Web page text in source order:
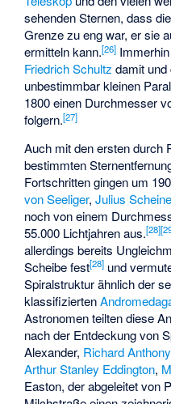
sehenden Sternen, dass
Grenze zu eng war, er sie
ermitteln kann.[26]
Friedrich Schultz damit und
unbestimmbar kleinen
1800 einen Durchmesser
folgern.[27]
Auch mit den ersten durch
bestimmten
Fortschritten gingen um
von Seeliger,Julius
noch von einem
55.000 Lichtjahren aus.[28][
allerdings bereits
Scheibe fest[28] und
Spiralstruktur ähnlich der
klassifizierten
Astronomen teilten diese
nach der Entdeckung von
Alexander, Richard
Arthur Stanley Eddington,
Easton, der abgeleitet von